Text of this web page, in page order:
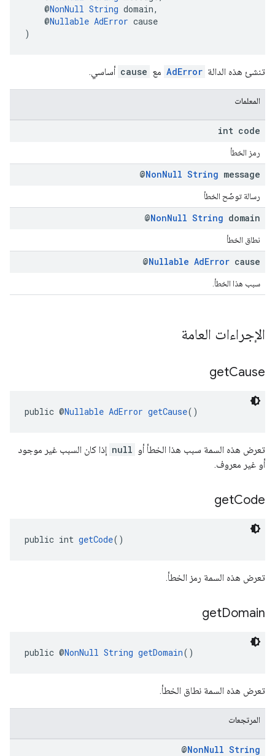
@NonNull String domain,
@Nullable AdError cause
)
تنشئ هذه الدالة AdError مع cause أساسي.
المعلمات
int code
رمز الخطأ
@NonNull String message
رسالة توضّح الخطأ
@NonNull String domain
نطاق الخطأ
@Nullable AdError cause
سبب هذا الخطأ.
الإجراءات العامة
getCause
public @Nullable AdError getCause()
تعرض هذه السمة سبب هذا الخطأ أو null إذا كان السبب غير موجود
أو غير معروف.
getCode
public int getCode()
تعرض هذه السمة رمز الخطأ.
getDomain
public @NonNull String getDomain()
تعرض هذه السمة نطاق الخطأ.
المرتجعات
@NonNull String